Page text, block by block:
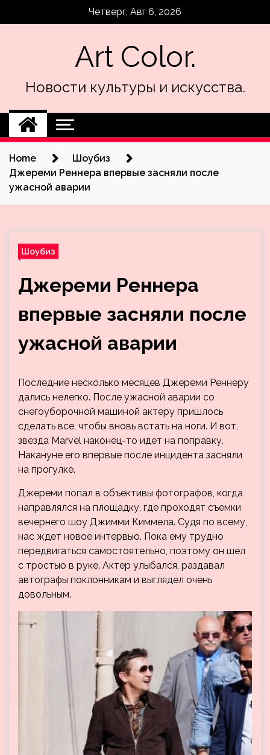
Четверг, Авг 6, 2026
Art Color.
Новости культуры и искусства.
Home
Шоубиз
Джереми Реннера впервые засняли после
ужасной аварии
Шоубиз
Джереми Реннера
впервые засняли после
ужасной аварии
Последние несколько месяцев Джереми Реннеру
дались нелегко. После ужасной аварии со
снегоуборочной машиной актеру пришлось
сделать все, чтобы вновь встать на ноги. И вот,
звезда Marvel наконец-то идет на поправку.
Накануне его впервые после инцидента засняли
на прогулке.
Джереми попал в объективы фотографов, когда
направлялся на площадку, где проходят съемки
вечернего шоу Джимми Киммела. Судя по всему,
нас ждет новое интервью. Пока ему трудно
передвигаться самостоятельно, поэтому он шел
с тростью в руке. Актер улыбался, раздавал
автографы поклонникам и выглядел очень
довольным.